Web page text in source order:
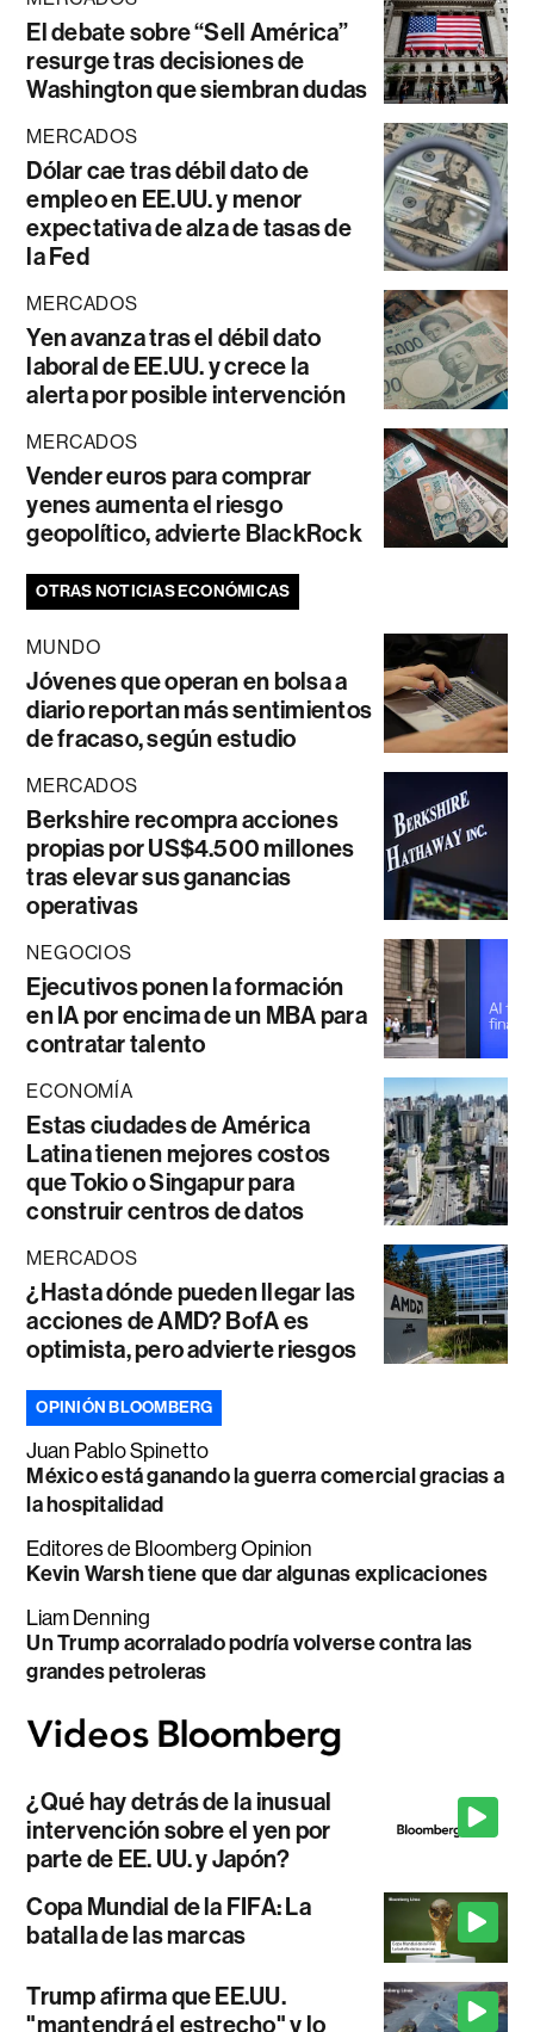
El debate sobre “Sell América”
resurge tras decisiones de
Washington que siembran dudas
MERCADOS
Dólar cae tras débil dato de
empleo en EE.UU. y menor
expectativa de alza de tasas de
la Fed
MERCADOS
Yen avanza tras el débil dato
laboral de EE.UU. y crece la
alerta por posible intervención
MERCADOS
Vender euros para comprar
yenes aumenta el riesgo
geopolítico, advierte BlackRock
OTRAS NOTICIAS ECONÓMICAS
MUNDO
Jóvenes que operan en bolsa a
diario reportan más sentimientos
de fracaso, según estudio
MERCADOS
Berkshire recompra acciones
propias por US$4.500 millones
tras elevar sus ganancias
operativas
NEGOCIOS
Ejecutivos ponen la formación
en IA por encima de un MBA para
contratar talento
ECONOMÍA
Estas ciudades de América
Latina tienen mejores costos
que Tokio o Singapur para
construir centros de datos
MERCADOS
¿Hasta dónde pueden llegar las
acciones de AMD? BofA es
optimista, pero advierte riesgos
OPINIÓN BLOOMBERG
Juan Pablo Spinetto
México está ganando la guerra comercial gracias a
la hospitalidad
Editores de Bloomberg Opinion
Kevin Warsh tiene que dar algunas explicaciones
Liam Denning
Un Trump acorralado podría volverse contra las
grandes petroleras
¿Qué hay detrás de la inusual
intervención sobre el yen por
parte de EE. UU. y Japón?
Copa Mundial de la FIFA: La
batalla de las marcas
Trump afirma que EE.UU.
"mantendrá el estrecho" y lo